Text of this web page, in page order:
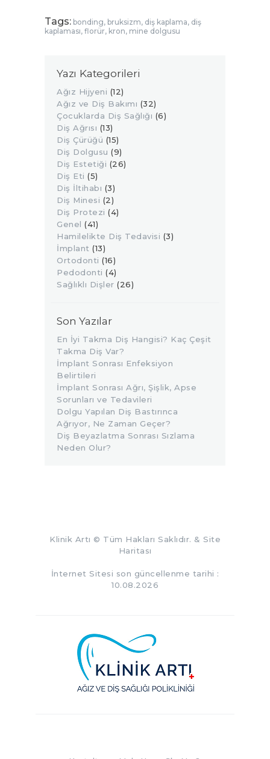
Tags: bonding, bruksizm, diş kaplama, diş
kaplaması, florür, kron, mine dolgusu
Yazı Kategorileri
Ağız Hijyeni (12)
Ağız ve Diş Bakımı (32)
Çocuklarda Diş Sağlığı (6)
Diş Ağrısı (13)
Diş Çürüğü (15)
Diş Dolgusu (9)
Diş Estetiği (26)
Diş Eti (5)
Diş İltihabı (3)
Diş Minesi (2)
Diş Protezi (4)
Genel (41)
Hamilelikte Diş Tedavisi (3)
İmplant (13)
Ortodonti (16)
Pedodonti (4)
Sağlıklı Dişler (26)
Son Yazılar
En İyi Takma Diş Hangisi? Kaç Çeşit
Takma Diş Var?
İmplant Sonrası Enfeksiyon
Belirtileri
İmplant Sonrası Ağrı, Şişlik, Apse
Sorunları ve Tedavileri
Dolgu Yapılan Diş Bastırınca
Ağrıyor, Ne Zaman Geçer?
Diş Beyazlatma Sonrası Sızlama
Neden Olur?
Klinik Artı © Tüm Hakları Saklıdır. & Site
Haritası
İnternet Sitesi son güncellenme tarihi :
10.08.2026